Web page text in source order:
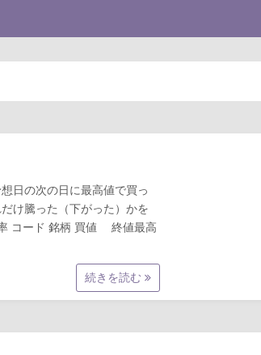
日の次の日に最高値で買っ
け騰った（下がった）かを
コード 銘柄 買値 終値最高
続きを読む